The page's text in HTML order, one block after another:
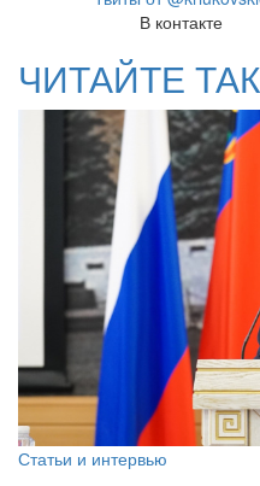
В контакте
ЧИТАЙТЕ
Статьи и интервью